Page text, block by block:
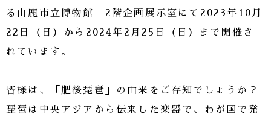
る山鹿市立博物館 2階企画展示室にて2023年10月
22日（日）から2024年2月25日（日）まで開催さ
れています。
皆様は、「肥後琵琶」の由来をご存知でしょうか？
琵琶は中央アジアから伝来した楽器で、わが国で発